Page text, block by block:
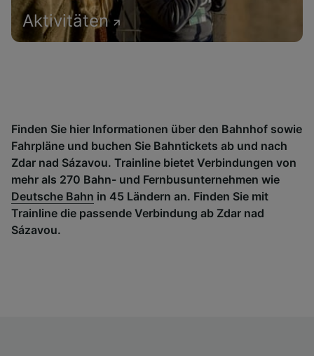
Aktivitäten
Finden Sie hier Informationen über den Bahnhof sowie
Fahrpläne und buchen Sie Bahntickets ab und nach
Zdar nad Sázavou. Trainline bietet Verbindungen von
mehr als 270 Bahn- und Fernbusunternehmen wie
Deutsche Bahn in 45 Ländern an. Finden Sie mit
Trainline die passende Verbindung ab Zdar nad
Sázavou.